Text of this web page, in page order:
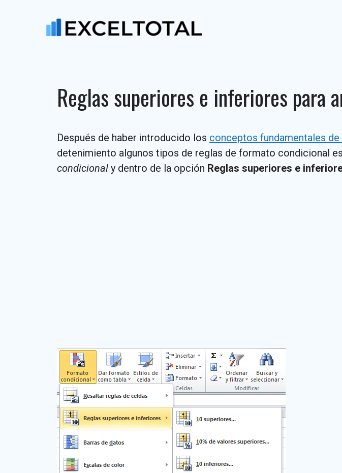
Reglas superiores e inferiores para
Después de haber introducido los conceptos fundamentales
detenimiento algunos tipos de reglas de formato condicional
condicional y dentro de la opción Reglas superiores e